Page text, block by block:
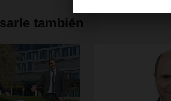
también